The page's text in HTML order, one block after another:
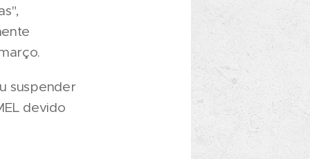
suspender
devido